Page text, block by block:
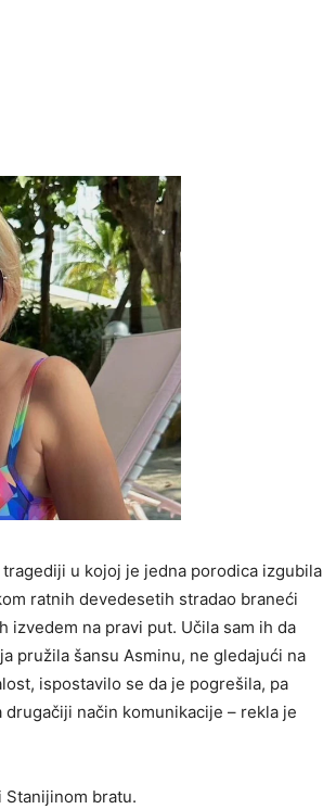
u kojoj je jedna porodica izgubila
ratnih devedesetih stradao braneći
izvedem na pravi put. Učila sam ih da
pružila šansu Asminu, ne gledajući na
ispostavilo se da je pogrešila, pa
način komunikacije – rekla je
Stanijinom bratu.